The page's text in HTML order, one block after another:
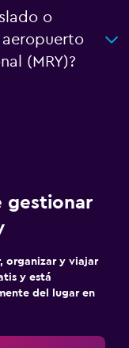
o
(MRY)?
gestionar
organizar y viajar
y está
del lugar en